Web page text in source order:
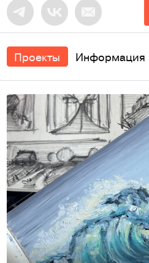
Проекты Информация